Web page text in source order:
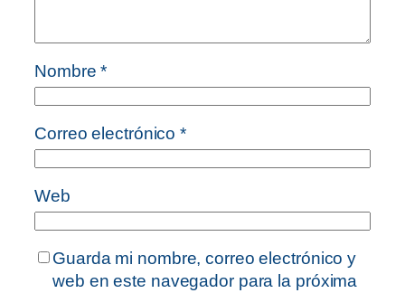
Nombre*
Correo electrónico*
Web
Guarda mi nombre, correo electrónico y
web en este navegador para la próxima